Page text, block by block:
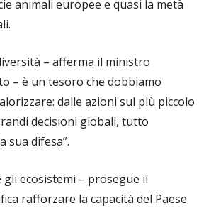
animali europee e quasi la metà
– afferma il ministro
– è un tesoro che dobbiamo
dalle azioni sul più piccolo
decisioni globali, tutto
sua difesa”.
gli ecosistemi – prosegue il
rafforzare la capacità del Paese